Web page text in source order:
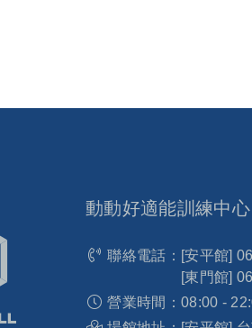
動動好適能訓練中心
聯絡電話： [安平館]
[東門館]
營業時間： 08:00 -